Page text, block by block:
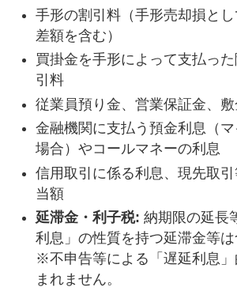
手形の割引料（手形売却損と
差額を含む）
買掛金を手形によって支払っ
引料
従業員預り金、営業保証金、
金融機関に支払う預金利息（
場合）やコールマネーの利息
信用取引に係る利息、現先取
当額
延滞金・利子税: 納期限の延長
利息」の性質を持つ延滞金等は
※不申告等による「遅延利息
まれません。